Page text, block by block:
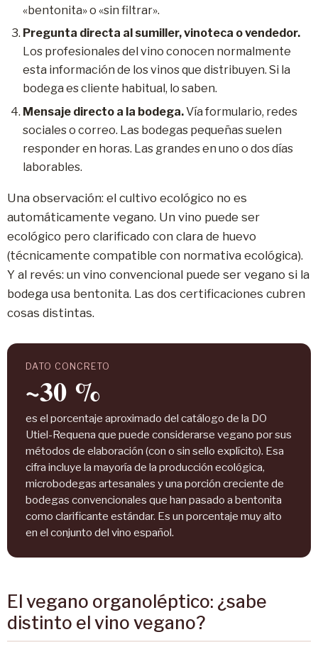
«bentonita» o «sin filtrar».
Pregunta directa al sumiller, vinoteca o vendedor.
Los profesionales del vino conocen normalmente
esta información de los vinos que distribuyen. Si la
bodega es cliente habitual, lo saben.
Mensaje directo a la bodega.Vía formulario, redes
sociales o correo. Las bodegas pequeñas suelen
responder en horas. Las grandes en uno o dos días
laborables.
Una observación: el cultivo ecológico no es
automáticamente vegano. Un vino puede ser
ecológico pero clarificado con clara de huevo
(técnicamente compatible con normativa ecológica).
Y al revés: un vino convencional puede ser vegano si la
bodega usa bentonita. Las dos certificaciones cubren
cosas distintas.
DATO CONCRETO
~30 %
es el porcentaje aproximado del catálogo de la DO
Utiel-Requena que puede considerarse vegano por sus
métodos de elaboración (con o sin sello explícito). Esa
cifra incluye la mayoría de la producción ecológica,
microbodegas artesanales y una porción creciente de
bodegas convencionales que han pasado a bentonita
como clarificante estándar. Es un porcentaje muy alto
en el conjunto del vino español.
El vegano organoléptico: ¿sabe
distinto el vino vegano?